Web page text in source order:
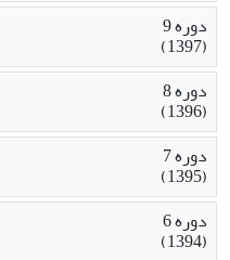
دوره 9
(1397)
دوره 8
(1396)
دوره 7
(1395)
دوره 6
(1394)